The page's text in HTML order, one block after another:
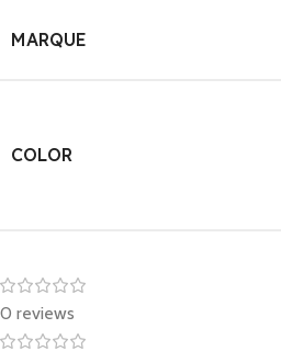
MARQUE
COLOR
0 reviews